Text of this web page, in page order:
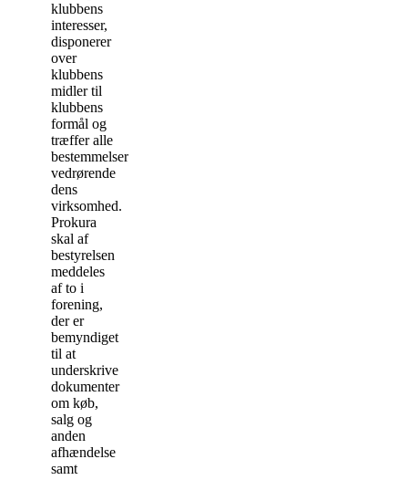
klubbens
interesser,
disponerer
over
klubbens
midler til
klubbens
formål og
træffer alle
bestemmelser
vedrørende
dens
virksomhed.
Prokura
skal af
bestyrelsen
meddeles
af to i
forening,
der er
bemyndiget
til at
underskrive
dokumenter
om køb,
salg og
anden
afhændelse
samt